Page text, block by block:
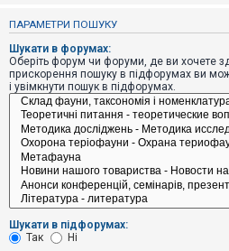
і
п
о
в
і
д
в
н
ПАРАМЕТРИ ПОШУКУ
Шукати в форумах:
Оберіть форум чи форуми, де ви хочете
прискорення пошуку в підфорумах ви
і увімкнути пошук в підфорумах.
Шукати в підфорумах:
Так
Ні